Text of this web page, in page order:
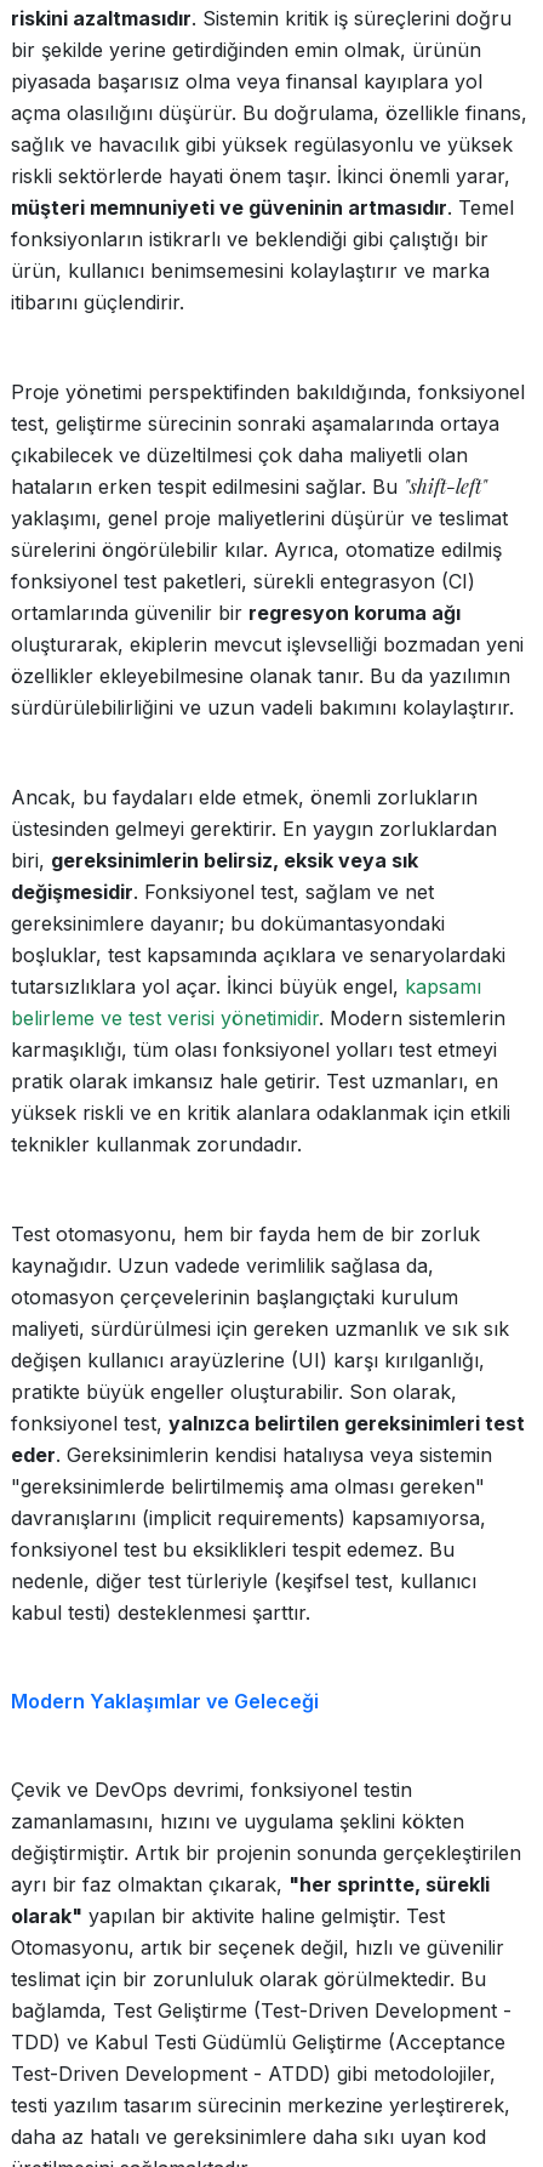
riskini azaltmasıdır. Sistemin kritik iş süreçlerini doğru
bir şekilde yerine getirdiğinden emin olmak, ürünün
piyasada başarısız olma veya finansal kayıplara yol
açma olasılığını düşürür. Bu doğrulama, özellikle finans,
sağlık ve havacılık gibi yüksek regülasyonlu ve yüksek
riskli sektörlerde hayati önem taşır. İkinci önemli yarar,
müşteri memnuniyeti ve güveninin artmasıdır. Temel
fonksiyonların istikrarlı ve beklendiği gibi çalıştığı bir
ürün, kullanıcı benimsemesini kolaylaştırır ve marka
itibarını güçlendirir.
Proje yönetimi perspektifinden bakıldığında, fonksiyonel
test, geliştirme sürecinin sonraki aşamalarında ortaya
çıkabilecek ve düzeltilmesi çok daha maliyetli olan
hataların erken tespit edilmesini sağlar. Bu "shift-left"
yaklaşımı, genel proje maliyetlerini düşürür ve teslimat
sürelerini öngörülebilir kılar. Ayrıca, otomatize edilmiş
fonksiyonel test paketleri, sürekli entegrasyon (CI)
ortamlarında güvenilir bir regresyon koruma ağı
oluşturarak, ekiplerin mevcut işlevselliği bozmadan yeni
özellikler ekleyebilmesine olanak tanır. Bu da yazılımın
sürdürülebilirliğini ve uzun vadeli bakımını kolaylaştırır.
Ancak, bu faydaları elde etmek, önemli zorlukların
üstesinden gelmeyi gerektirir. En yaygın zorluklardan
biri, gereksinimlerin belirsiz, eksik veya sık
değişmesidir. Fonksiyonel test, sağlam ve net
gereksinimlere dayanır; bu dokümantasyondaki
boşluklar, test kapsamında açıklara ve senaryolardaki
tutarsızlıklara yol açar. İkinci büyük engel, kapsamı
belirleme ve test verisi yönetimidir. Modern sistemlerin
karmaşıklığı, tüm olası fonksiyonel yolları test etmeyi
pratik olarak imkansız hale getirir. Test uzmanları, en
yüksek riskli ve en kritik alanlara odaklanmak için etkili
teknikler kullanmak zorundadır.
Test otomasyonu, hem bir fayda hem de bir zorluk
kaynağıdır. Uzun vadede verimlilik sağlasa da,
otomasyon çerçevelerinin başlangıçtaki kurulum
maliyeti, sürdürülmesi için gereken uzmanlık ve sık sık
değişen kullanıcı arayüzlerine (UI) karşı kırılganlığı,
pratikte büyük engeller oluşturabilir. Son olarak,
fonksiyonel test, yalnızca belirtilen gereksinimleri test
eder. Gereksinimlerin kendisi hatalıysa veya sistemin
"gereksinimlerde belirtilmemiş ama olması gereken"
davranışlarını (implicit requirements) kapsamıyorsa,
fonksiyonel test bu eksiklikleri tespit edemez. Bu
nedenle, diğer test türleriyle (keşifsel test, kullanıcı
kabul testi) desteklenmesi şarttır.
Modern Yaklaşımlar ve Geleceği
Çevik ve DevOps devrimi, fonksiyonel testin
zamanlamasını, hızını ve uygulama şeklini kökten
değiştirmiştir. Artık bir projenin sonunda gerçekleştirilen
ayrı bir faz olmaktan çıkarak, "her sprintte, sürekli
olarak" yapılan bir aktivite haline gelmiştir. Test
Otomasyonu, artık bir seçenek değil, hızlı ve güvenilir
teslimat için bir zorunluluk olarak görülmektedir. Bu
bağlamda, Test Geliştirme (Test-Driven Development -
TDD) ve Kabul Testi Güdümlü Geliştirme (Acceptance
Test-Driven Development - ATDD) gibi metodolojiler,
testi yazılım tasarım sürecinin merkezine yerleştirerek,
daha az hatalı ve gereksinimlere daha sıkı uyan kod